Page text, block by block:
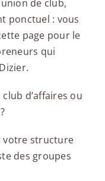
de club,
ponctuel : vous
page pour le
qui
d’affaires ou
votre structure
des groupes